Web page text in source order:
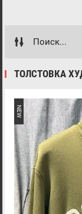
ТОЛСТОВКА
NEW